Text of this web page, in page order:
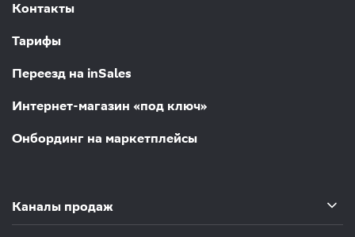
Контакты
Тарифы
Переезд на inSales
Интернет-магазин «под ключ»
Онбординг на маркетплейсы
Каналы продаж